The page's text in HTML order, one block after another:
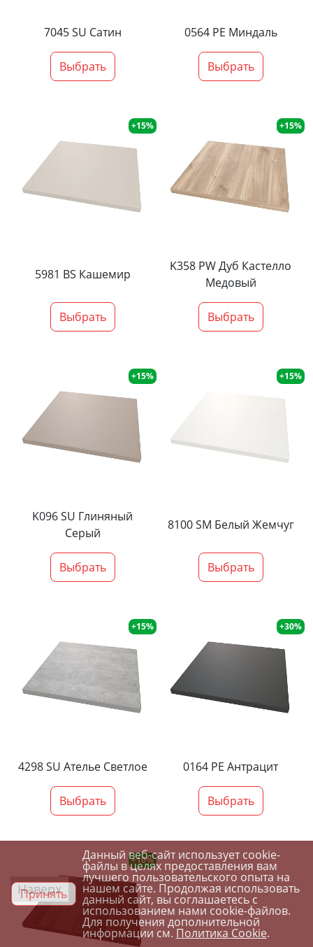
7045 SU Сатин
Выбрать
0564 PE Миндаль
Выбрать
+15%
5981 BS Кашемир
Выбрать
+15%
K358 PW Дуб Кастелло
Медовый
Выбрать
+15%
K096 SU Глиняный
Серый
Выбрать
+15%
8100 SM Белый Жемчуг
Выбрать
+15%
4298 SU Ателье Светлое
Выбрать
+30%
0164 PE Антрацит
Выбрать
+10%
Наверх
Принять
Данный веб-сайт использует cookie-
файлы в целях предоставления вам
лучшего пользовательского опыта на
нашем сайте. Продолжая использовать
данный сайт, вы соглашаетесь с
использованием нами cookie-файлов.
Для получения дополнительной
информации см.Политика Cookie.